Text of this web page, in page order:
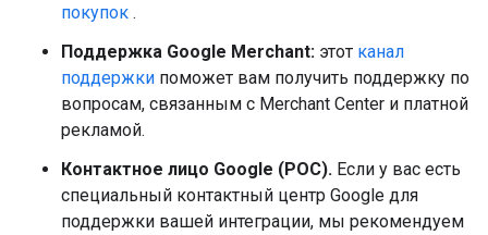
покупок .
Поддержка Google Merchant: этот канал
поддержки поможет вам получить поддержку по
вопросам, связанным с Merchant Center и платной
рекламой.
Контактное лицо Google (POC). Если у вас есть
специальный контактный центр Google для
поддержки вашей интеграции, мы рекомендуем